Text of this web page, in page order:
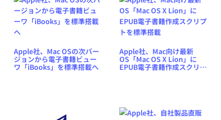
Apple社、Mac OSの次バー
ジョンから電子書籍ビュー
ワ「iBooks」を標準搭載へ
Apple社、Mac向け最新
OS「Mac OS X Lion」に
EPUB電子書籍作成スクリプ